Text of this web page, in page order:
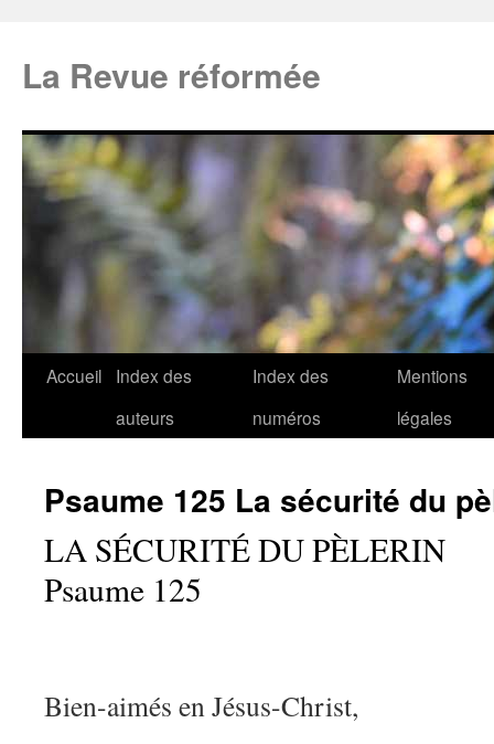
La Revue réformée
Accueil
Index des
auteurs
Index des
numéros
Mentions
légales
Psaume 125 La sécurité du
LA SÉCURITÉ DU PÈLERIN
Psaume 125
Bien-aimés en Jésus-Christ,